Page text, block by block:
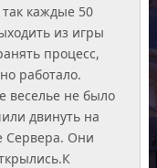
каждые 50
из игры
процесс,
работало.
веселье не было
двинуть на
Сервера. Они